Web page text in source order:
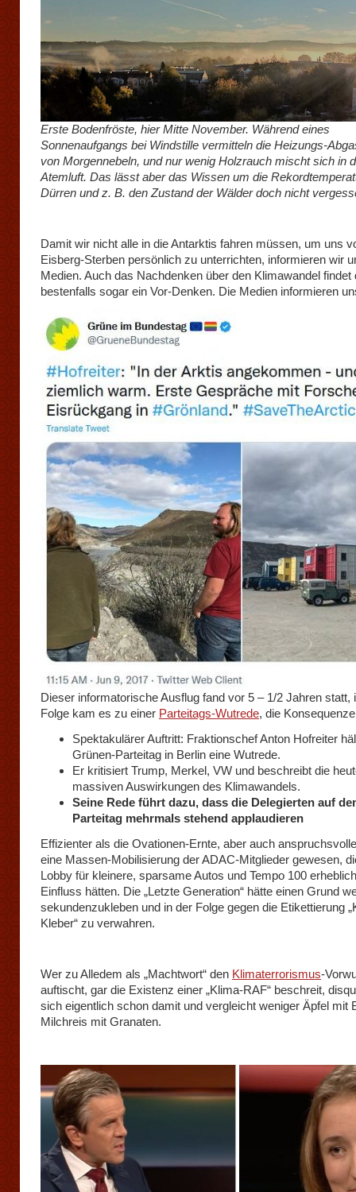
Erste Bodenfröste, hier Mitte November. Während eines
Sonnenaufgangs bei Windstille vermitteln die Heizungs-
von Morgennebeln, und nur wenig Holzrauch mischt sich in
Atemluft. Das lässt aber das Wissen um die
Dürren und z. B. den Zustand der Wälder doch nicht
Damit wir nicht alle in die Antarktis fahren müssen, um uns
Eisberg-Sterben persönlich zu unterrichten, informieren wir
Medien. Auch das Nachdenken über den Klimawandel findet
bestenfalls sogar ein Vor-Denken. Die Medien informieren
Dieser informatorische Ausflug fand vor 5 – 1/2 Jahren statt,
Folge kam es zu einer Parteitags-Wutrede, die
Spektakulärer Auftritt: Fraktionschef Anton Hofreiter
Grünen-Parteitag in Berlin eine Wutrede.
Er kritisiert Trump, Merkel, VW und beschreibt die
massiven Auswirkungen des Klimawandels.
Seine Rede führt dazu, dass die Delegierten auf
Parteitag mehrmals stehend applaudieren
Effizienter als die Ovationen-Ernte, aber auch
eine Massen-Mobilisierung der ADAC-Mitglieder gewesen,
Lobby für kleinere, sparsame Autos und Tempo 100
Einfluss hätten. Die „Letzte Generation“ hätte einen Grund
sekundenzukleben und in der Folge gegen die Etikettierung
Kleber“ zu verwahren.
Wer zu Alledem als „Machtwort“ den Klimaterrorismus-
auftischt, gar die Existenz einer „Klima-RAF“ beschreit,
sich eigentlich schon damit und vergleicht weniger Äpfel mit
Milchreis mit Granaten.